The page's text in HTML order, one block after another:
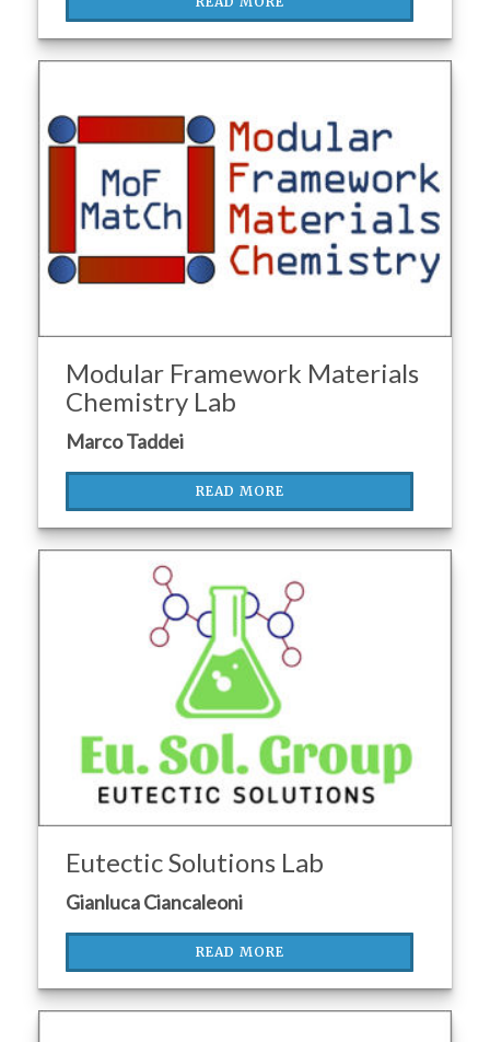
Modular Framework Materials
Chemistry Lab
Marco Taddei
READ MORE
Eutectic Solutions Lab
Gianluca Ciancaleoni
READ MORE